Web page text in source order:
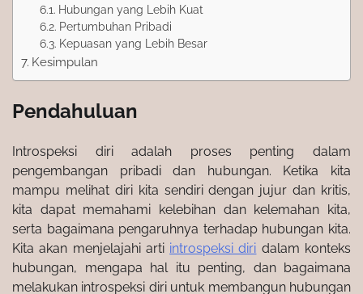
Hubungan yang Lebih Kuat
Pertumbuhan Pribadi
Kepuasan yang Lebih Besar
Kesimpulan
Pendahuluan
Introspeksi diri adalah proses penting dalam
pengembangan pribadi dan hubungan. Ketika kita
mampu melihat diri kita sendiri dengan jujur ​​dan kritis,
kita dapat memahami kelebihan dan kelemahan kita,
serta bagaimana pengaruhnya terhadap hubungan kita.
Kita akan menjelajahi arti introspeksi diri dalam konteks
hubungan, mengapa hal itu penting, dan bagaimana
melakukan introspeksi diri untuk membangun hubungan